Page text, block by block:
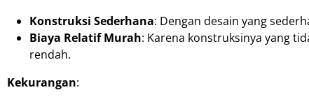
Konstruksi Sederhana: Dengan desain yang
Biaya Relatif Murah: Karena konstruksinya yang
rendah.
Kekurangan: